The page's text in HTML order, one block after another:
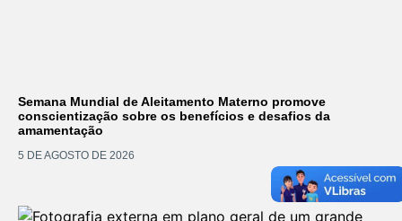
Semana Mundial de Aleitamento Materno promove
conscientização sobre os benefícios e desafios da
amamentação
5 DE AGOSTO DE 2026